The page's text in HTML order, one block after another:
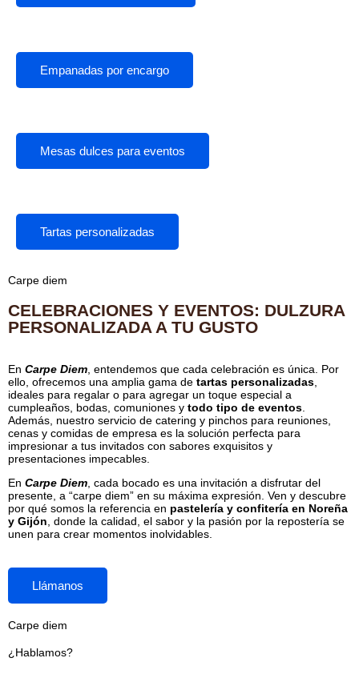
Empanadas por encargo
Mesas dulces para eventos
Tartas personalizadas
Carpe diem
CELEBRACIONES Y EVENTOS: DULZURA
PERSONALIZADA A TU GUSTO
En Carpe Diem , entendemos que cada celebración es única. Por
ello, ofrecemos una amplia gama de tartas personalizadas
ideales para regalar o para agregar un toque especial a
cumpleaños, bodas, comuniones y todo tipo de eventos
Además, nuestro servicio de catering y pinchos para reuniones,
cenas y comidas de empresa es la solución perfecta para
impresionar a tus invitados con sabores exquisitos y
presentaciones impecables.
En Carpe Diem , cada bocado es una invitación a disfrutar del
presente, a “carpe diem” en su máxima expresión. Ven y descubre
por qué somos la referencia en pastelería y confitería en Noreña
y Gijón , donde la calidad, el sabor y la pasión por la repostería se
unen para crear momentos inolvidables.
Llámanos
Carpe diem
¿Hablamos?